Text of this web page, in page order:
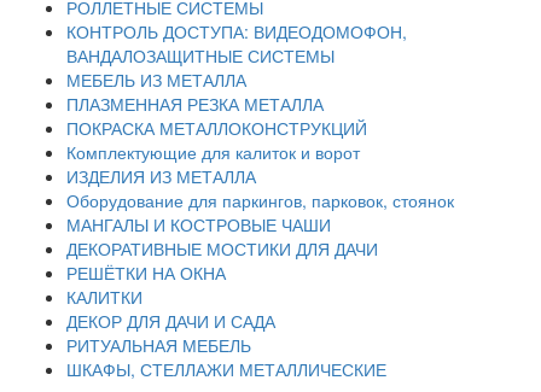
РОЛЛЕТНЫЕ СИСТЕМЫ
КОНТРОЛЬ ДОСТУПА: ВИДЕОДОМОФОН,
ВАНДАЛОЗАЩИТНЫЕ СИСТЕМЫ
МЕБЕЛЬ ИЗ МЕТАЛЛА
ПЛАЗМЕННАЯ РЕЗКА МЕТАЛЛА
ПОКРАСКА МЕТАЛЛОКОНСТРУКЦИЙ
Комплектующие для калиток и ворот
ИЗДЕЛИЯ ИЗ МЕТАЛЛА
Оборудование для паркингов, парковок, стоянок
МАНГАЛЫ И КОСТРОВЫЕ ЧАШИ
ДЕКОРАТИВНЫЕ МОСТИКИ ДЛЯ ДАЧИ
РЕШЁТКИ НА ОКНА
КАЛИТКИ
ДЕКОР ДЛЯ ДАЧИ И САДА
РИТУАЛЬНАЯ МЕБЕЛЬ
ШКАФЫ, СТЕЛЛАЖИ МЕТАЛЛИЧЕСКИЕ